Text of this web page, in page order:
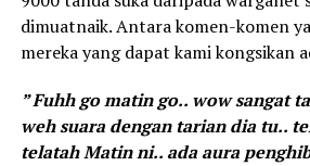
dimuatnaik. Antara komen-komen
mereka yang dapat kami kongsikan
” Fuhh go matin go.. wow sangat
weh suara dengan tarian dia tu..
telatah Matin ni.. ada aura